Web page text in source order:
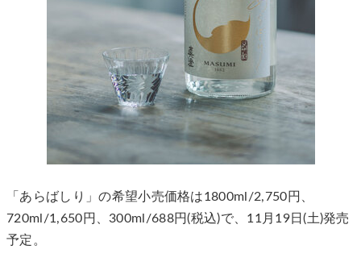
「あらばしり」の希望小売価格は1800ml/2,750円、
720ml/1,650円、300ml/688円(税込)で、11月19日(土)発売
予定。